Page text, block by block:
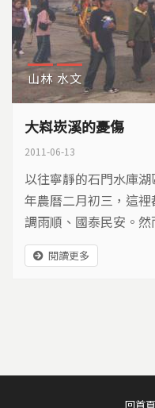
山林 水文
大嵙崁溪的憂傷
2011-06-13
以往寧靜的石門水庫
年農曆二月初三，這
調雨順、國泰民安。
綠湖水下，曾經有村莊
是從石門水庫開始。
閱讀更多
回首頁